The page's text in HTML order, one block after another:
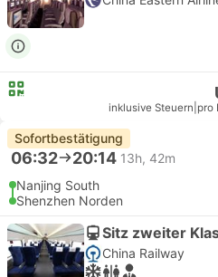
inklusive Steuern pro
Sofortbestätigung
06:32 20:14 13h, 42m
Nanjing South
Shenzhen Norden
Sitz zweiter
China Railway